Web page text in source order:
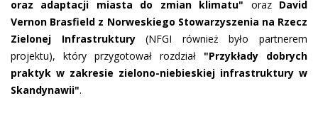
oraz adaptacji miasta do zmian klimatu" oraz David
Vernon Brasfield z Norweskiego Stowarzyszenia na Rzecz
Zielonej Infrastruktury(NFGI również było partnerem
projektu), który przygotował rozdział "Przykłady dobrych
praktyk w zakresie zielono-niebieskiej infrastruktury w
Skandynawii".